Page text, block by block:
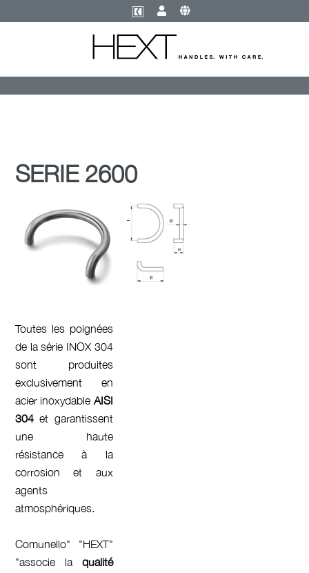
SERIE 2600
Toutes les poignées
de la série INOX 304
sont produites
exclusivement en
acier inoxydable AISI
304et garantissent
une haute
résistance à la
corrosion et aux
agents
atmosphériques.
Comunello" "HEXT"
"associe la qualité